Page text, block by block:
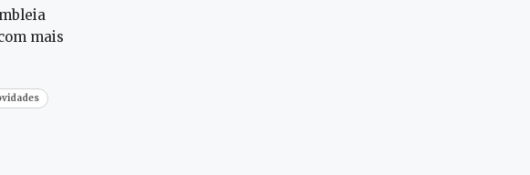
mais